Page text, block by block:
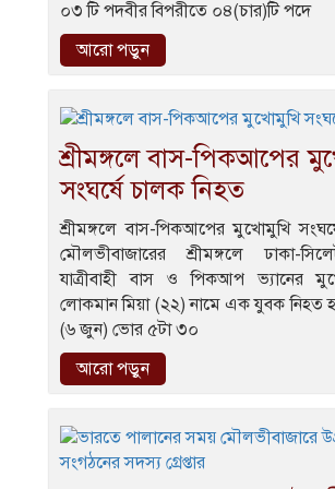
০৩ টি পদবীর বিপরীতে ০৪(চার)টি পদে
আরো পড়ুন
শ্রীমঙ্গলে বাস-পিকআপের
সংঘর্ষে চালক নিহত
শ্রীমঙ্গলে বাস-পিকআপের মুখোমুখি
মৌলভীবাজারের শ্রীমঙ্গলে ঢাকা-
যাত্রীবাহী বাস ও পিকআপ ভ্যানের
লোকমান মিয়া (২২) নামে এক যুবক নিহত
(৬ জুন) ভোর ৫টা ৩০
আরো পড়ুন